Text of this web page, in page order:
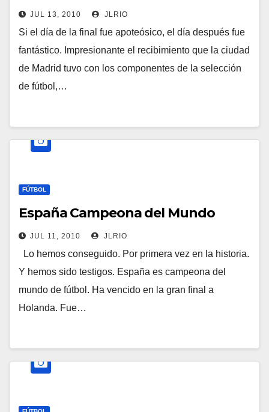
JUL 13, 2010 JLRIO
Si el día de la final fue apoteósico, el día después fue
fantástico. Impresionante el recibimiento que la ciudad
de Madrid tuvo con los componentes de la selección
de fútbol,…
FÚTBOL
España Campeona del Mundo
JUL 11, 2010 JLRIO
Lo hemos conseguido. Por primera vez en la historia.
Y hemos sido testigos. España es campeona del
mundo de fútbol. Ha vencido en la gran final a
Holanda. Fue…